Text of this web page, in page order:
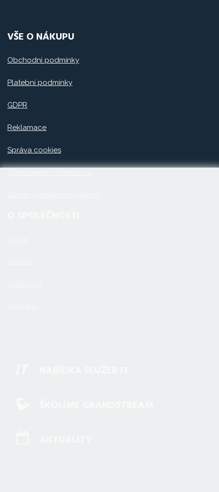
VŠE O NÁKUPU
Obchodní podmínky
Platební podmínky
GDPR
Reklamace
Správa cookies